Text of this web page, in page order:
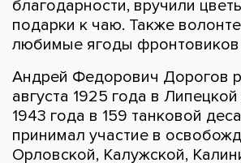
благодарности, вручили
подарки к чаю. Также
любимые ягоды
Андрей Федорович Дорогов
августа 1925 года в
1943 года в 159 танковой
принимал участие в
Орловской, Калужской,